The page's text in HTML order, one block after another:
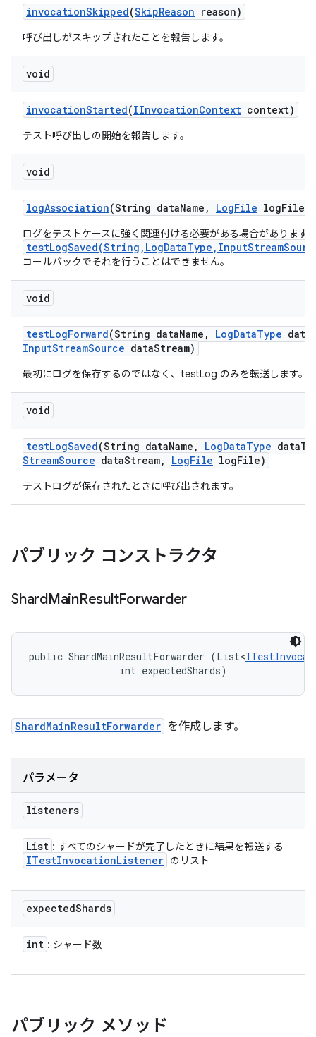
invocationSkipped(SkipReason reason)
呼び出しがスキップされたことを報告します。
void
invocationStarted(IInvocationContext context)
テスト呼び出しの開始を報告します。
void
logAssociation(String dataName , LogFile logFile)
ログをテストケースに強く関連付ける必要がある場合があります
コールバックでそれを行うことはできません。
void
testLogForward(String dataName , LogDataType data
InputStreamSource dataStream)
最初にログを保存するのではなく、testLog のみを転送します。
void
testLogSaved(String dataName , LogDataType data
StreamSource dataStream, LogFile logFile)
テストログが保存されたときに呼び出されます。
パブリック コンストラクタ
ShardMainResultForwarder
public ShardMainResultForwarder (List<
                int expectedShards)
ShardMainResultForwarder を作成します。
パラメータ
listeners
List : すべてのシャードが完了したときに結果を転送する
ITestInvocationListener のリスト
expectedShards
int : シャード数
パブリック メソッド